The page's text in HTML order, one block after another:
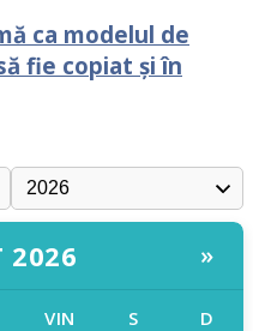
ca modelul de
fie copiat și în
2026 »
VIN S D